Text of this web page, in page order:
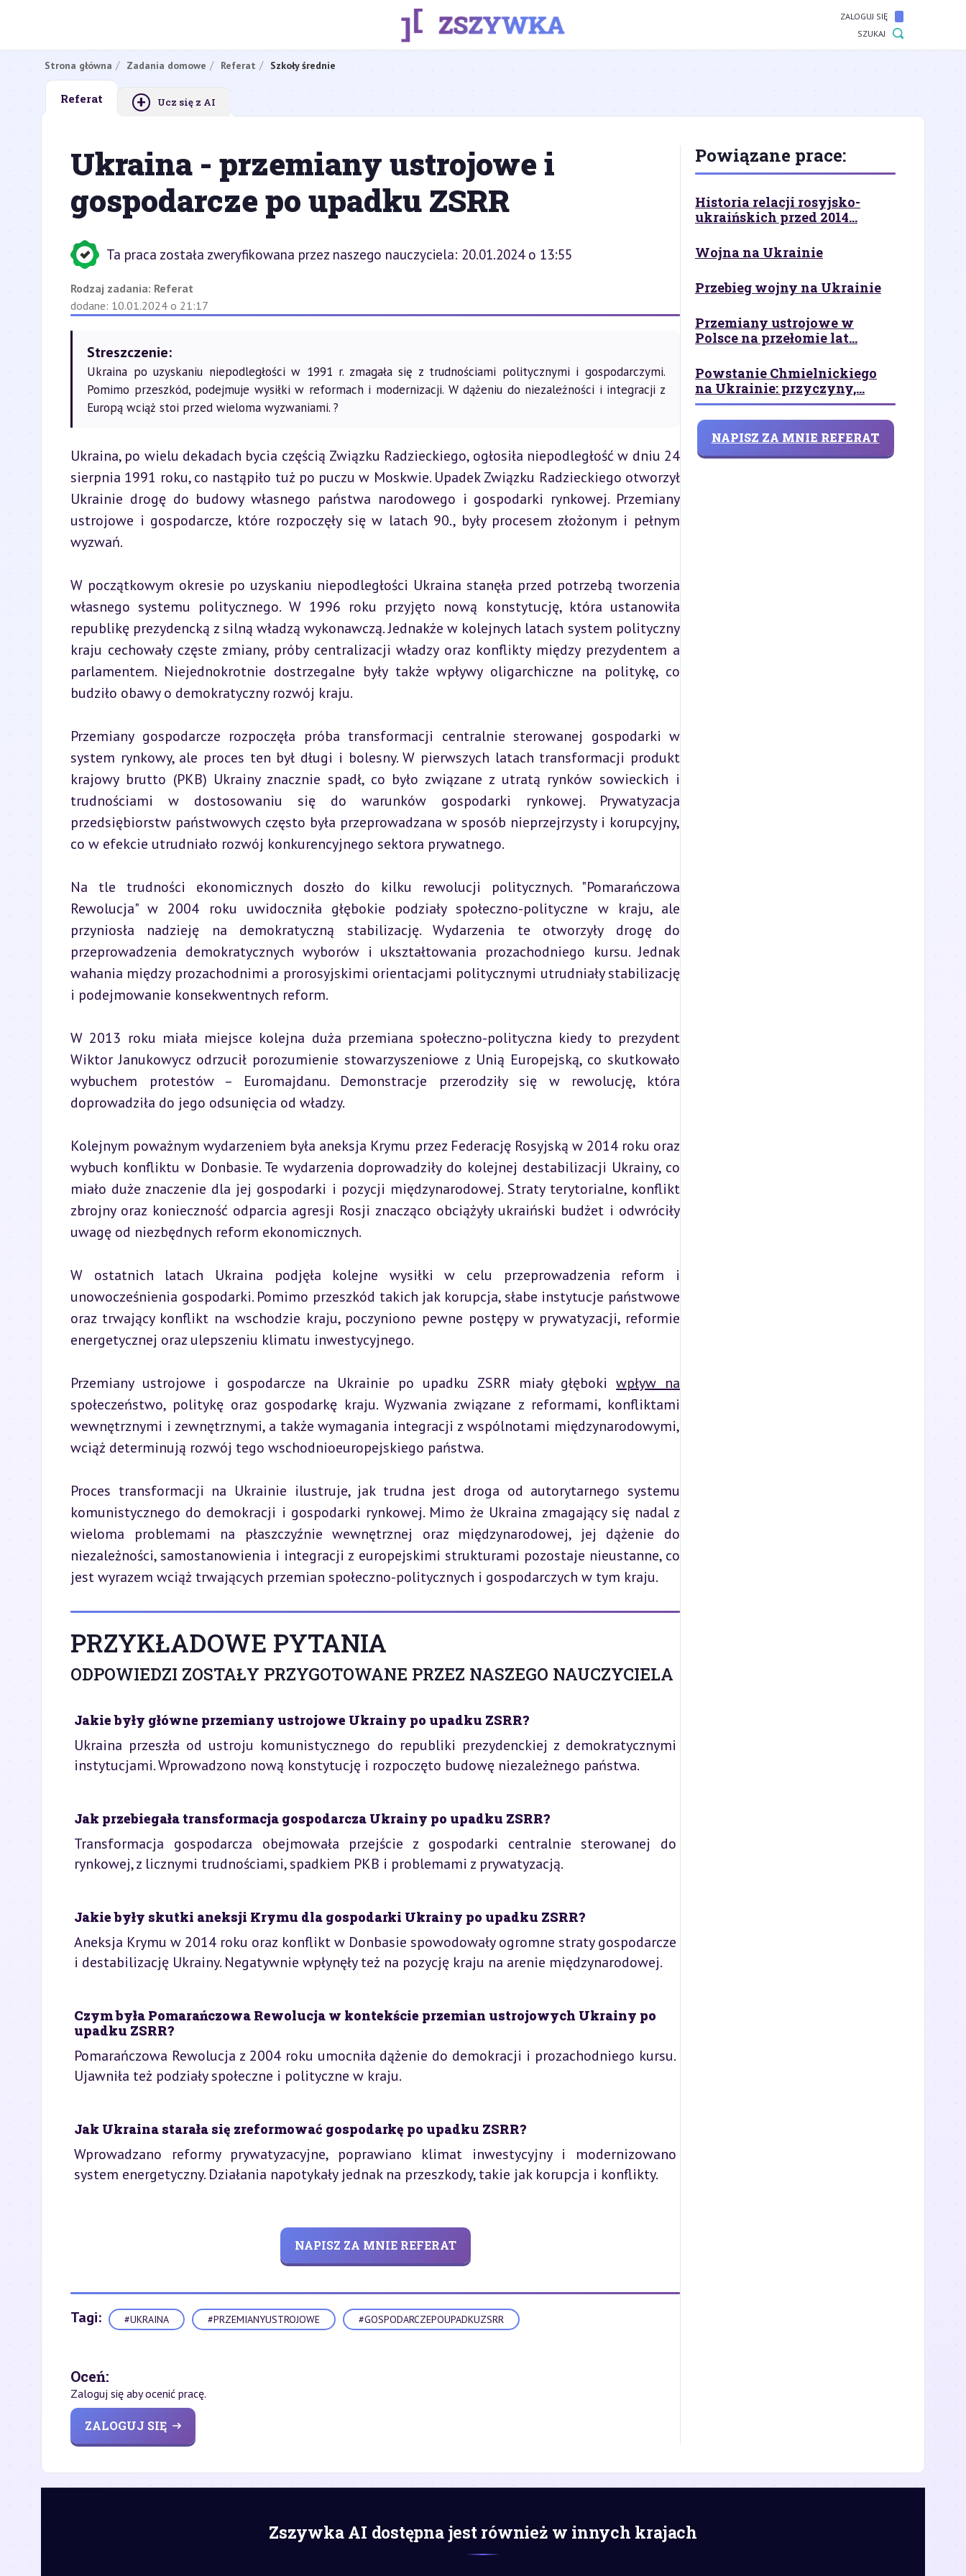
ZALOGUJ SIĘ
SZUKAJ
Strona główna Zadania domowe Referat Szkoły średnie
Referat + Ucz się z AI
Ukraina - przemiany ustrojowe i
gospodarcze po upadku ZSRR
Ta praca została zweryfikowana przez naszego nauczyciela: 20.01.2024 o 13:55
Rodzaj zadania: Referat
dodane: 10.01.2024 o 21:17
Streszczenie:
Ukraina po uzyskaniu niepodległości w 1991 r. zmagała się z trudnościami politycznymi i gospodarczymi.
Pomimo przeszkód, podejmuje wysiłki w reformach i modernizacji. W dążeniu do niezależności i integracji z
Europą wciąż stoi przed wieloma wyzwaniami. ?
Ukraina, po wielu dekadach bycia częścią Związku Radzieckiego, ogłosiła niepodległość w dniu 24
sierpnia 1991 roku, co nastąpiło tuż po puczu w Moskwie. Upadek Związku Radzieckiego otworzył
Ukrainie drogę do budowy własnego państwa narodowego i gospodarki rynkowej. Przemiany
ustrojowe i gospodarcze, które rozpoczęły się w latach 90., były procesem złożonym i pełnym
wyzwań.
W początkowym okresie po uzyskaniu niepodległości Ukraina stanęła przed potrzebą tworzenia
własnego systemu politycznego. W 1996 roku przyjęto nową konstytucję, która ustanowiła
republikę prezydencką z silną władzą wykonawczą. Jednakże w kolejnych latach system polityczny
kraju cechowały częste zmiany, próby centralizacji władzy oraz konflikty między prezydentem a
parlamentem. Niejednokrotnie dostrzegalne były także wpływy oligarchiczne na politykę, co
budziło obawy o demokratyczny rozwój kraju.
Przemiany gospodarcze rozpoczęła próba transformacji centralnie sterowanej gospodarki w
system rynkowy, ale proces ten był długi i bolesny. W pierwszych latach transformacji produkt
krajowy brutto (PKB) Ukrainy znacznie spadł, co było związane z utratą rynków sowieckich i
trudnościami w dostosowaniu się do warunków gospodarki rynkowej. Prywatyzacja
przedsiębiorstw państwowych często była przeprowadzana w sposób nieprzejrzysty i korupcyjny,
co w efekcie utrudniało rozwój konkurencyjnego sektora prywatnego.
Na tle trudności ekonomicznych doszło do kilku rewolucji politycznych. "Pomarańczowa
Rewolucja" w 2004 roku uwidoczniła głębokie podziały społeczno-polityczne w kraju, ale
przyniosła nadzieję na demokratyczną stabilizację. Wydarzenia te otworzyły drogę do
przeprowadzenia demokratycznych wyborów i ukształtowania prozachodniego kursu. Jednak
wahania między prozachodnimi a prorosyjskimi orientacjami politycznymi utrudniały stabilizację
i podejmowanie konsekwentnych reform.
W 2013 roku miała miejsce kolejna duża przemiana społeczno-polityczna kiedy to prezydent
Wiktor Janukowycz odrzucił porozumienie stowarzyszeniowe z Unią Europejską, co skutkowało
wybuchem protestów – Euromajdanu. Demonstracje przerodziły się w rewolucję, która
doprowadziła do jego odsunięcia od władzy.
Kolejnym poważnym wydarzeniem była aneksja Krymu przez Federację Rosyjską w 2014 roku oraz
wybuch konfliktu w Donbasie. Te wydarzenia doprowadziły do kolejnej destabilizacji Ukrainy, co
miało duże znaczenie dla jej gospodarki i pozycji międzynarodowej. Straty terytorialne, konflikt
zbrojny oraz konieczność odparcia agresji Rosji znacząco obciążyły ukraiński budżet i odwróciły
uwagę od niezbędnych reform ekonomicznych.
W ostatnich latach Ukraina podjęła kolejne wysiłki w celu przeprowadzenia reform i
unowocześnienia gospodarki. Pomimo przeszkód takich jak korupcja, słabe instytucje państwowe
oraz trwający konflikt na wschodzie kraju, poczyniono pewne postępy w prywatyzacji, reformie
energetycznej oraz ulepszeniu klimatu inwestycyjnego.
Przemiany ustrojowe i gospodarcze na Ukrainie po upadku ZSRR miały głęboki wpływ na
społeczeństwo, politykę oraz gospodarkę kraju. Wyzwania związane z reformami, konfliktami
wewnętrznymi i zewnętrznymi, a także wymagania integracji z wspólnotami międzynarodowymi,
wciąż determinują rozwój tego wschodnioeuropejskiego państwa.
Proces transformacji na Ukrainie ilustruje, jak trudna jest droga od autorytarnego systemu
komunistycznego do demokracji i gospodarki rynkowej. Mimo że Ukraina zmagający się nadal z
wieloma problemami na płaszczyźnie wewnętrznej oraz międzynarodowej, jej dążenie do
niezależności, samostanowienia i integracji z europejskimi strukturami pozostaje nieustanne, co
jest wyrazem wciąż trwających przemian społeczno-politycznych i gospodarczych w tym kraju.
PRZYKŁADOWE PYTANIA
ODPOWIEDZI ZOSTAŁY PRZYGOTOWANE PRZEZ NASZEGO NAUCZYCIELA
Jakie były główne przemiany ustrojowe Ukrainy po upadku ZSRR?
Ukraina przeszła od ustroju komunistycznego do republiki prezydenckiej z demokratycznymi
instytucjami. Wprowadzono nową konstytucję i rozpoczęto budowę niezależnego państwa.
Jak przebiegała transformacja gospodarcza Ukrainy po upadku ZSRR?
Transformacja gospodarcza obejmowała przejście z gospodarki centralnie sterowanej do
rynkowej, z licznymi trudnościami, spadkiem PKB i problemami z prywatyzacją.
Jakie były skutki aneksji Krymu dla gospodarki Ukrainy po upadku ZSRR?
Aneksja Krymu w 2014 roku oraz konflikt w Donbasie spowodowały ogromne straty gospodarcze
i destabilizację Ukrainy. Negatywnie wpłynęły też na pozycję kraju na arenie międzynarodowej.
Czym była Pomarańczowa Rewolucja w kontekście przemian ustrojowych Ukrainy po
upadku ZSRR?
Pomarańczowa Rewolucja z 2004 roku umocniła dążenie do demokracji i prozachodniego kursu.
Ujawniła też podziały społeczne i polityczne w kraju.
Jak Ukraina starała się zreformować gospodarkę po upadku ZSRR?
Wprowadzano reformy prywatyzacyjne, poprawiano klimat inwestycyjny i modernizowano
system energetyczny. Działania napotykały jednak na przeszkody, takie jak korupcja i konflikty.
NAPISZ ZA MNIE REFERAT
Tagi: #UKRAINA #PRZEMIANYUSTROJOWE #GOSPODARCZEPOUPADKUZSRR
Oceń:
Zaloguj się aby ocenić pracę.
ZALOGUJ SIĘ
Powiązane prace:
Historia relacji rosyjsko-
ukraińskich przed 2014...
Wojna na Ukrainie
Przebieg wojny na Ukrainie
Przemiany ustrojowe w
Polsce na przełomie lat...
Powstanie Chmielnickiego
na Ukrainie: przyczyny,...
NAPISZ ZA MNIE REFERAT
Zszywka AI dostępna jest również w innych krajach